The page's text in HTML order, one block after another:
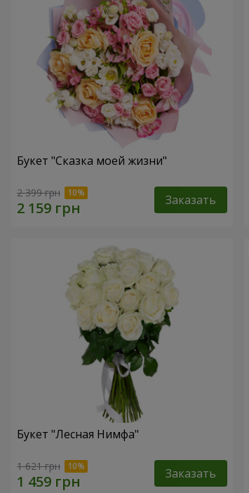
Букет "Сказка моей жизни"
2 399 грн Заказать
Букет "Лесная Нимфа"
1 621 грн Заказать